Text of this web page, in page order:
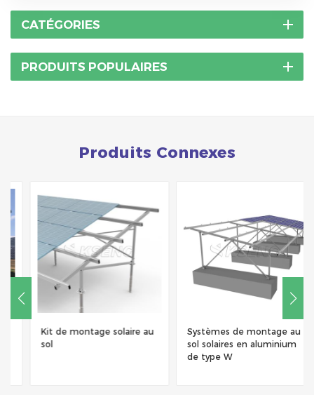
CATÉGORIES
PRODUITS POPULAIRES
Produits Connexes
Kit de montage solaire au
Systèmes de montage au
sol solaires en aluminium
de type W